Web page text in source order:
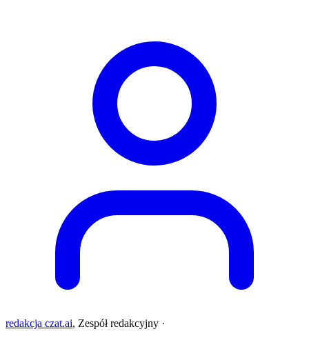
redakcja czat.ai, Zespół redakcyjny ·